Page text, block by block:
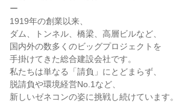
ー
1919年の創業以来、
ダム、トンネル、橋梁、高層ビルなど、
国内外の数多くのビッグプロジェクトを
手掛けてきた総合建設会社です。
私たちは単なる「請負」にとどまらず、
脱請負や環境経営No.1など、
新しいゼネコンの姿に挑戦し続けています。